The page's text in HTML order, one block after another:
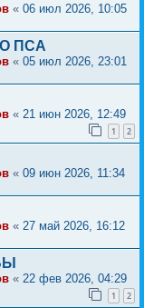
« 06 июл 2026, 10:05
ПСА
« 05 июл 2026, 23:01
« 21 июн 2026, 12:49
1 2
« 09 июн 2026, 11:34
« 27 май 2026, 16:12
« 22 фев 2026, 04:29
1 2